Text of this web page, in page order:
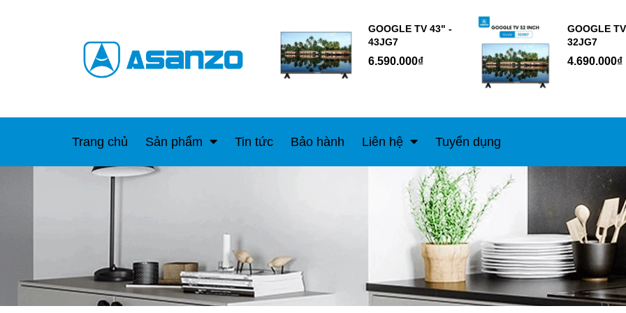
GOOGLE TV 43" -
43JG7
6.590.000₫
GOOGLE
32JG7
4.690.000₫
Trang chủ Sản phẩm Tin tức Bảo hành Liên hệ Tuyển dụng